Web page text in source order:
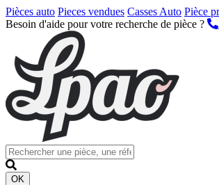
Pièces auto Pieces vendues Casses Auto Pièce
Besoin d'aide pour votre recherche de pièce ?
OK